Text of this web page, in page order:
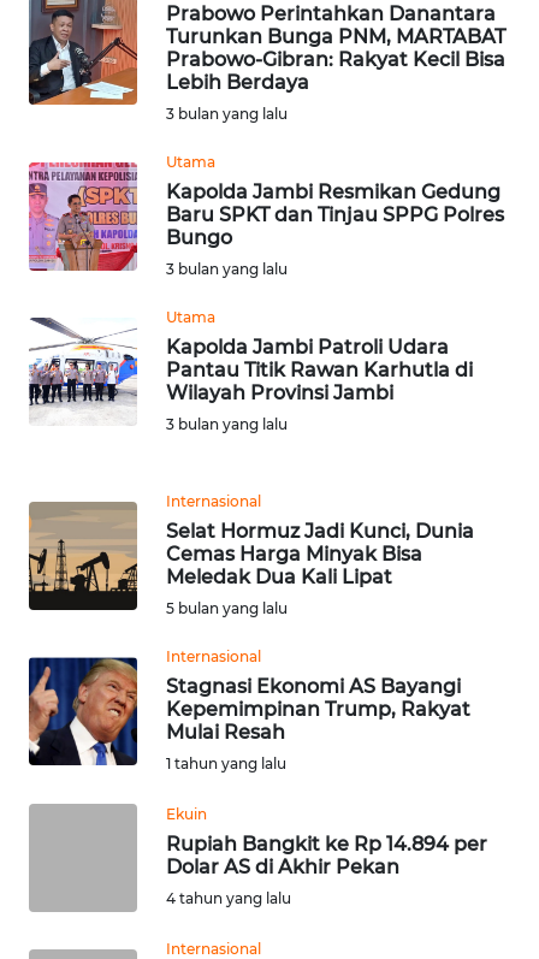
Prabowo Perintahkan Danantara
Turunkan Bunga PNM, MARTABAT
Prabowo-Gibran: Rakyat Kecil Bisa
Lebih Berdaya
3 bulan yang lalu
Utama
Kapolda Jambi Resmikan Gedung
Baru SPKT dan Tinjau SPPG Polres
Bungo
3 bulan yang lalu
Utama
Kapolda Jambi Patroli Udara
Pantau Titik Rawan Karhutla di
Wilayah Provinsi Jambi
3 bulan yang lalu
Internasional
Selat Hormuz Jadi Kunci, Dunia
Cemas Harga Minyak Bisa
Meledak Dua Kali Lipat
5 bulan yang lalu
Internasional
Stagnasi Ekonomi AS Bayangi
Kepemimpinan Trump, Rakyat
Mulai Resah
1 tahun yang lalu
Ekuin
Rupiah Bangkit ke Rp 14.894 per
Dolar AS di Akhir Pekan
4 tahun yang lalu
Internasional
INTERNASIONAL
SERBA-SERBI
PENDIDIKAN
OLAHRAGA
EDITORIAL
BERITA
KONTAK
KAMI
INFO
IKLAN
TENTANG